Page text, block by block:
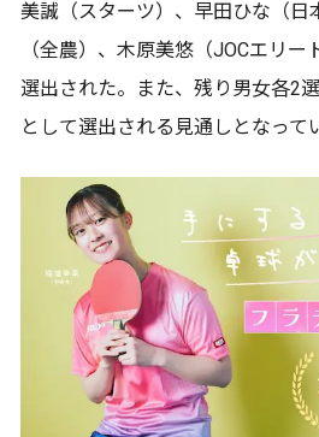
美誠（スターツ）、早田ひな（日
（全農）、木原美悠（JOCエリ
選出された。また、残り男女各2
として選出される見通しとなって